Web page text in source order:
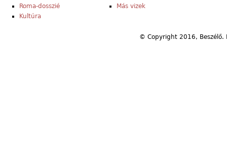
Roma-dosszié
Kultúra
Más vizek
© Copyright 2016,